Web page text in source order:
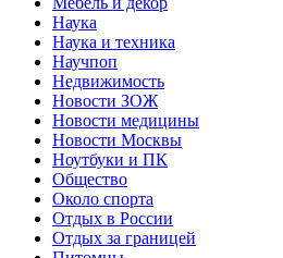
Наука
Наука и техника
Научпоп
Недвижимость
Новости ЗОЖ
Новости медицины
Новости Москвы
Ноутбуки и ПК
Общество
Около спорта
Отдых в России
Отдых за границей